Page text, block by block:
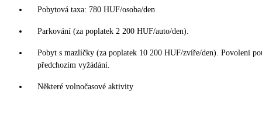
Pobytová taxa: 780 HUF/osoba/den
Parkování (za poplatek 2 200 HUF/auto/den).
Pobyt s mazlíčky (za poplatek 10 200 HUF/zvíře/den). Povoleni
předchozím vyžádání.
Některé volnočasové aktivity